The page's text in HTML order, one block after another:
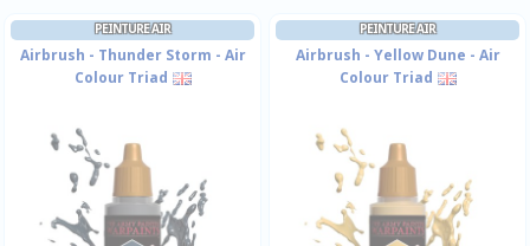
PEINTURE AIR
Airbrush - Thunder Storm - Air
Colour Triad
PEINTURE AIR
Airbrush - Yellow Dune - Air
Colour Triad